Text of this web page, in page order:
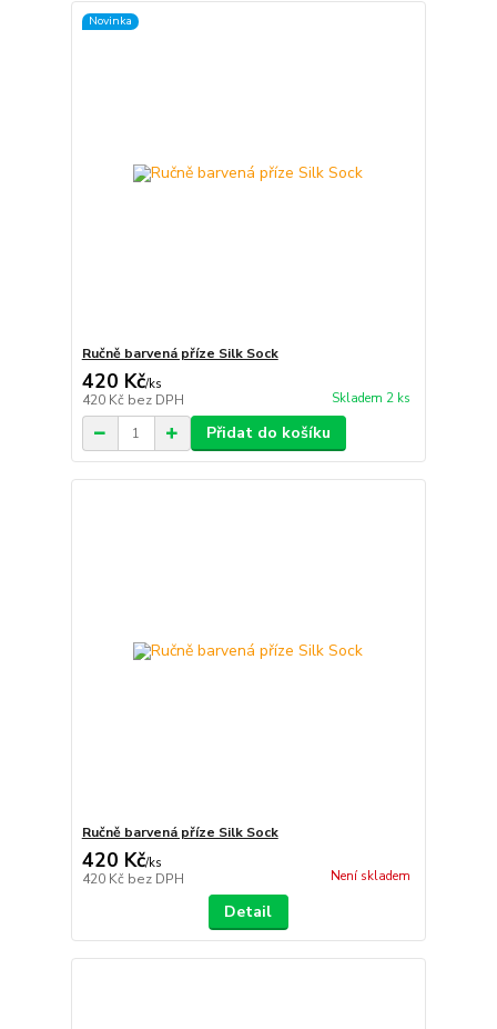
Novinka
Ručně barvená příze Silk Sock
420 Kč/ks
420 Kč bez DPH Skladem 2 ks
Přidat do košíku
Ručně barvená příze Silk Sock
420 Kč/ks
420 Kč bez DPH Není skladem
Detail